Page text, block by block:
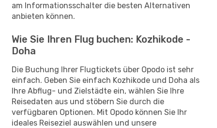
am Informationsschalter die besten Alternativen
anbieten können.
Wie Sie Ihren Flug buchen: Kozhikode -
Doha
Die Buchung Ihrer Flugtickets über Opodo ist sehr
einfach. Geben Sie einfach Kozhikode und Doha als
Ihre Abflug- und Zielstädte ein, wählen Sie Ihre
Reisedaten aus und stöbern Sie durch die
verfügbaren Optionen. Mit Opodo können Sie Ihr
ideales Reiseziel auswählen und unsere